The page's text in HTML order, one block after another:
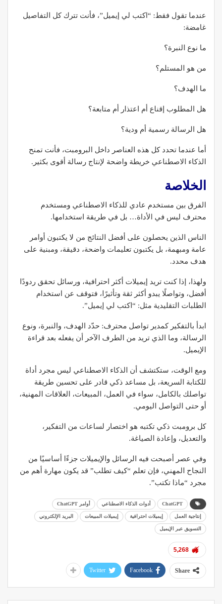
عندما تقول فقط: “اكتب لي إيميل”، فأنت تترك كل التفاصيل
غامضة:
ما نوع النبرة؟
من هو المستلم؟
ما الهدف؟
هل المطلوب إقناع أم اعتذار أم متابعة؟
هل الرسالة رسمية أم ودية؟
أما عندما تحدد كل هذه العناصر داخل البرومبت، فأنت تمنح
الذكاء الاصطناعي خريطة واضحة لإنتاج رسالة أقوى بكثير.
الخلاصة
الفرق بين مستخدم عادي للذكاء الاصطناعي ومستخدم
محترف ليس في الأداة… بل في طريقة استخدامها.
الناس الذين يحصلون على أفضل النتائج من لا يكتبون أوامر
عامة ومبهمة، بل يكتبون تعليمات واضحة، دقيقة، ومبنية على
هدف محدد.
ولهذا، إذا كنت تريد إيميلات أكثر احترافية، ورسائل تحقق ردودًا
أفضل، وتواصلًا يبدو أكثر ثقة وتأثيرًا، فتوقف عن استخدام
الطلبات التقليدية مثل: “اكتب لي إيميل”.
ابدأ بالتفكير كمدير تواصل محترف: حدّد الهدف، والنبرة، ونوع
الرسالة، وما الذي تريد من الطرف الآخر أن يفعله بعد قراءة
الإيميل.
ومع الوقت، ستكتشف أن الذكاء الاصطناعي ليس مجرد أداة
للكتابة السريعة، بل مساعد ذكي قادر على تحسين طريقة
تواصلك بالكامل، سواء في العمل، المبيعات، العلاقات المهنية،
أو حتى التواصل اليومي.
كل برومبت ذكي تكتبه هو اختصار لساعات من التفكير،
والتعديل، وإعادة الصياغة.
وفي عصر أصبحت فيه الرسائل والإيميلات جزءًا أساسيًا من
النجاح المهني، فإن تعلم “كيف تطلب” قد يكون مهارة أهم من
مجرد “ماذا تكتب”.
ChatGPT أدوات الذكاء الاصطناعي أوامر ChatGPT
إنتاجية العمل إيميلات احترافية إيميلات المبيعات البريد الإلكتروني
التسويق عبر الإيميل
5,268
Share
Facebook
Twitter